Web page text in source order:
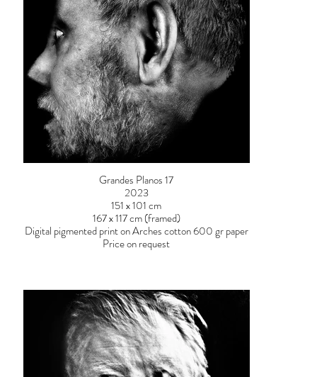
Grandes Planos 17
2023
151 x 101 cm
167 x 117 cm (framed)
Digital pigmented print on Arches cotton 600 gr paper
Price on request